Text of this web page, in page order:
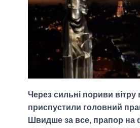
Через сильні пориви вітру
приспустили головний
Швидше за все, прапор на